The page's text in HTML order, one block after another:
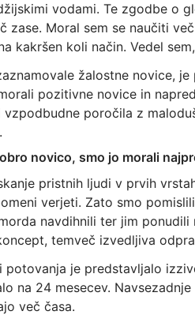
vodami. Te zgodbe o
zase. Moral sem se naučiti
kakršen koli način. Vedel
žalostne novice,
pozitivne novice in
poročila z
novico, smo jo morali
pristnih ljudi v prvih
verjeti. Zato smo
navdihnili ter jim
temveč izvedljiva
je predstavljalo
na 24 mesecev.
več časa.